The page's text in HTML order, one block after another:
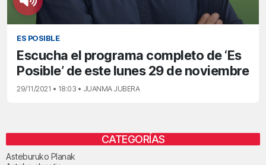
ES POSIBLE
Escucha el programa completo de ‘Es
Posible’ de este lunes 29 de noviembre
29/11/2021 • 18:03 • JUANMA JUBERA
CATEGORÍAS
Asteburuko Planak